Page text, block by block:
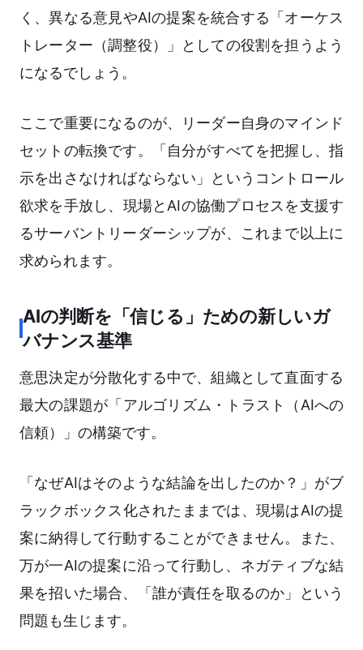
く、異なる意見やAIの提案を統合する「オーケス
トレーター（調整役）」としての役割を担うよう
になるでしょう。
ここで重要になるのが、リーダー自身のマインド
セットの転換です。「自分がすべてを把握し、指
示を出さなければならない」というコントロール
欲求を手放し、現場とAIの協働プロセスを支援す
るサーバントリーダーシップが、これまで以上に
求められます。
AIの判断を「信じる」ための新しいガ
バナンス基準
意思決定が分散化する中で、組織として直面する
最大の課題が「アルゴリズム・トラスト（AIへの
信頼）」の構築です。
「なぜAIはそのような結論を出したのか？」がブ
ラックボックス化されたままでは、現場はAIの提
案に納得して行動することができません。また、
万が一AIの提案に沿って行動し、ネガティブな結
果を招いた場合、「誰が責任を取るのか」という
問題も生じます。